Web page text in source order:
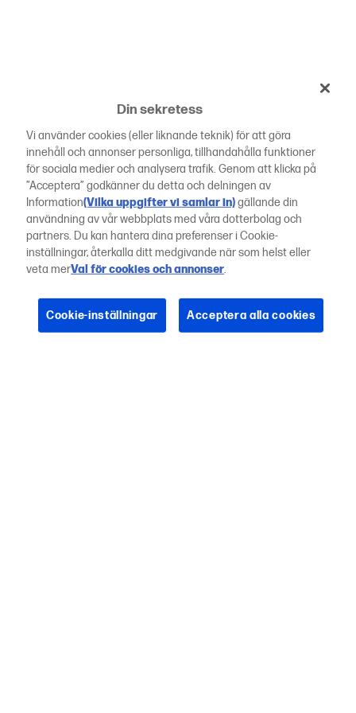
Din sekretess
Vi använder cookies (eller liknande teknik) för att göra
innehåll och annonser personliga, tillhandahålla funktioner
för sociala medier och analysera trafik. Genom att klicka på
”Acceptera” godkänner du detta och delningen av
Information(Vilka uppgifter vi samlar in)gällande din
användning av vår webbplats med våra dotterbolag och
partners. Du kan hantera dina preferenser i Cookie-
inställningar, återkalla ditt medgivande när som helst eller
veta merVal för cookies och annonser.
Cookie-inställningar Acceptera alla cookies